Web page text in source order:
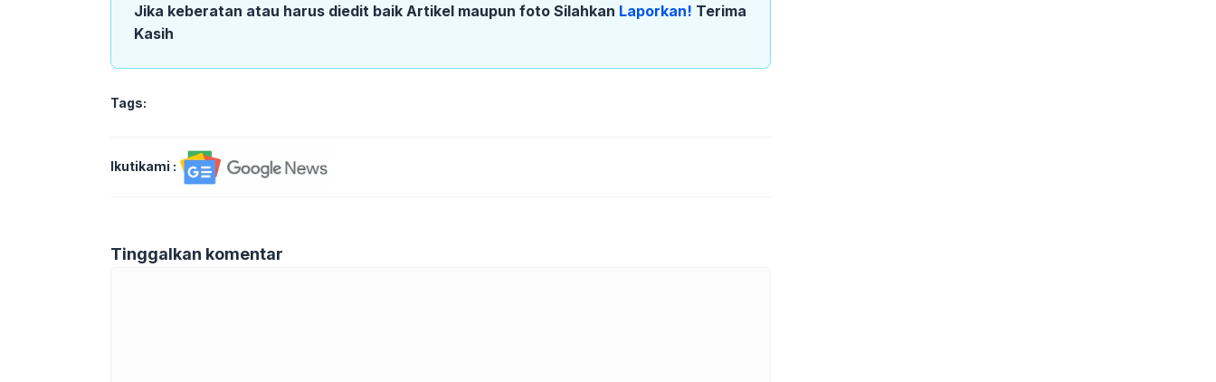
Jika keberatan atau harus diedit baik Artikel maupun foto Silahkan Laporkan! Terima
Kasih
Tags:
Ikutikami :
Tinggalkan komentar